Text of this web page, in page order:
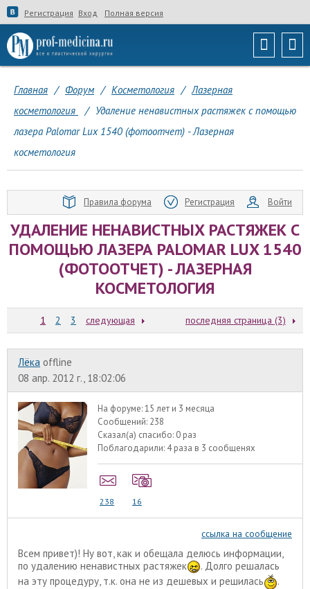
Регистрация Вход Полная версия
Главная / Форум / Косметология / Лазерная
косметология
/ Удаление ненавистных растяжек с помощью
лазера Palomar Lux 1540 (фотоотчет) - Лазерная
косметология
Правила форума Регистрация Войти
УДАЛЕНИЕ НЕНАВИСТНЫХ РАСТЯЖЕК С
ПОМОЩЬЮ ЛАЗЕРА PALOMAR LUX 1540
(ФОТООТЧЕТ) - ЛАЗЕРНАЯ
КОСМЕТОЛОГИЯ
1 2 3 следующая последняя страница (3)
Лёка offline
08 апр. 2012 г., 18:02:06
На форуме:15 лет и 3 месяца
Сообщений: 238
Сказал(а) спасибо: 0 раз
Поблагодарили: 4 раза в 3 сообщенях
238 16
ссылка на сообщение
Всем привет)! Ну вот, как и обещала делюсь информации,
по удалению ненавистных растяжек
. Долго решалась
на эту процедуру, т.к. она не из дешевых и решилась
.